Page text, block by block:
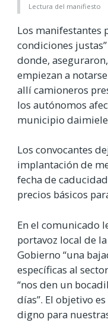
Lectura del manifiesto
Los manifestantes
condiciones
donde,
empiezan a
allí camioneros
los autónomos
municipio
Los convocantes
implantación de
fecha de
precios básicos
En el comunicado
portavoz local de
Gobierno “una
específicas al
“nos den un
días”. El objetivo
digno para